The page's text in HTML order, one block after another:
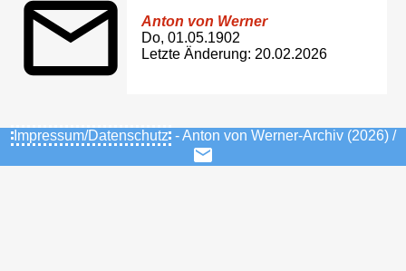
Anton von Werner
Do, 01.05.1902
Letzte Änderung: 20.02.2026
Impressum/Datenschutz - Anton von Werner-Archiv (2026) /